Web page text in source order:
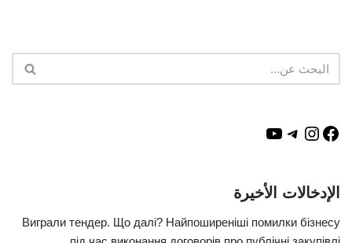
الإدخالات الأخيرة
Виграли тендер. Що далі? Найпоширеніші помилки бізнесу